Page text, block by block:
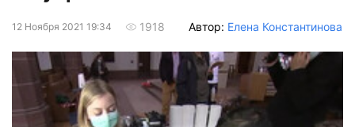
12 Ноября 2021 19:34 1918 Автор: Елена Константинова